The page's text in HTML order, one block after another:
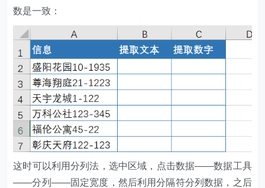
数是一致：
这时可以利用分列法，选中区域，点击数据——数据工具
——分列——固定宽度，然后利用分隔符分列数据，之后